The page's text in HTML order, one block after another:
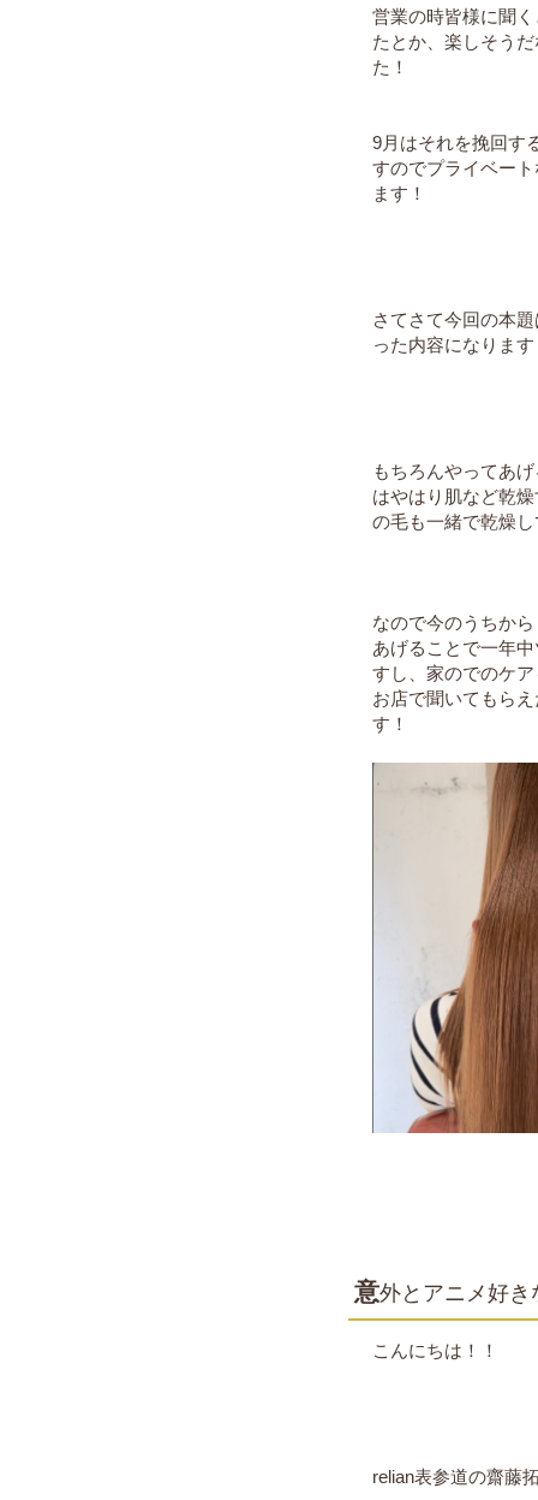
営業の時皆様に聞
たとか、楽しそう
た！
9月はそれを挽回す
すのでプライベー
ます！
さてさて今回の本
った内容になります
もちろんやってあ
はやはり肌など乾
の毛も一緒で乾燥
なので今のうちか
あげることで一年
すし、家のでのケ
お店で聞いてもら
す！
意外とアニメ好き
こんにちは！！
relian表参道の齋藤